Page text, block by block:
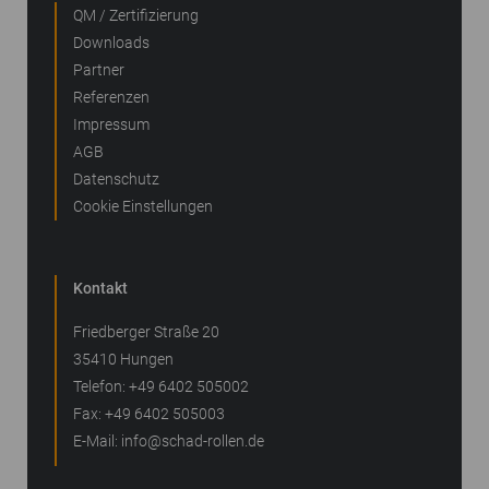
QM / Zertifizierung
Downloads
Partner
Referenzen
Impressum
AGB
Datenschutz
Cookie Einstellungen
Kontakt
Friedberger Straße 20
35410 Hungen
Telefon: +49 6402 505002
Fax: +49 6402 505003
E-Mail: info@schad-rollen.de